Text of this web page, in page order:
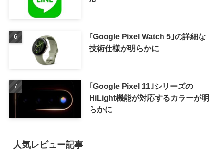
｢Google Pixel Watch 5｣の詳細な
技術仕様が明らかに
｢Google Pixel 11｣シリーズの
HiLight機能が対応するカラーが明
らかに
人気レビュー記事